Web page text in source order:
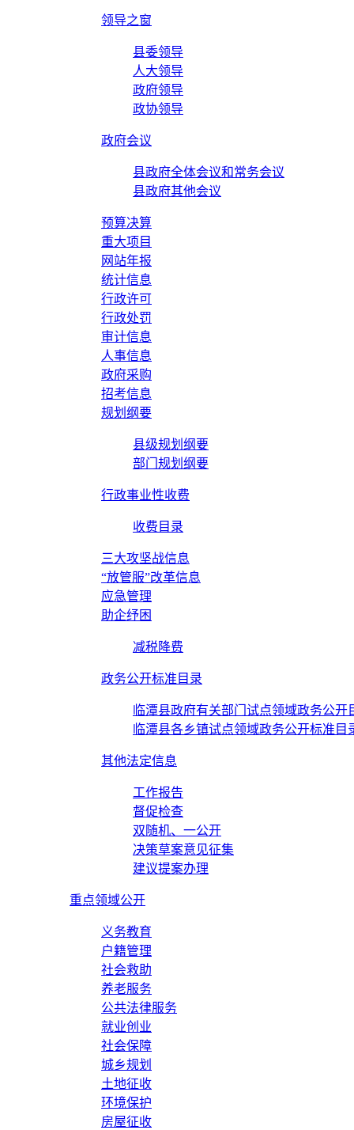
领导之窗
县委领导
人大领导
政府领导
政协领导
政府会议
县政府全体会议和常务会议
县政府其他会议
预算决算
重大项目
网站年报
统计信息
行政许可
行政处罚
审计信息
人事信息
政府采购
招考信息
规划纲要
县级规划纲要
部门规划纲要
行政事业性收费
收费目录
三大攻坚战信息
“放管服”改革信息
应急管理
助企纾困
减税降费
政务公开标准目录
临潭县政府有关部门试点领域政务公开
临潭县各乡镇试点领域政务公开标准目
其他法定信息
工作报告
督促检查
双随机、一公开
决策草案意见征集
建议提案办理
重点领域公开
义务教育
户籍管理
社会救助
养老服务
公共法律服务
就业创业
社会保障
城乡规划
土地征收
环境保护
房屋征收